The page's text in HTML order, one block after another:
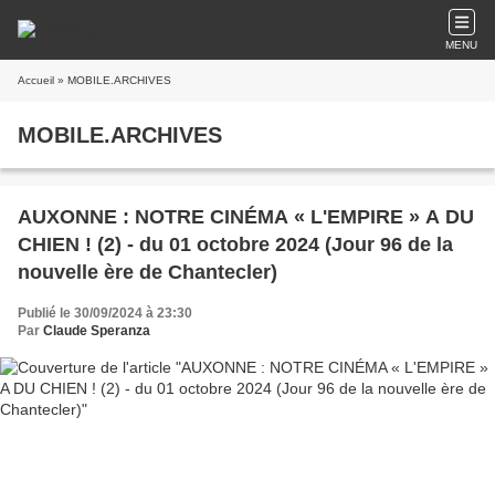
MENU
Accueil » MOBILE.ARCHIVES
MOBILE.ARCHIVES
AUXONNE : NOTRE CINÉMA « L'EMPIRE » A DU
CHIEN ! (2) - du 01 octobre 2024 (Jour 96 de la
nouvelle ère de Chantecler)
Publié le 30/09/2024 à 23:30
Par Claude Speranza